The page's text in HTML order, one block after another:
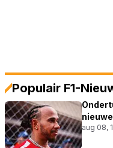
Populair F1-
aug 08,